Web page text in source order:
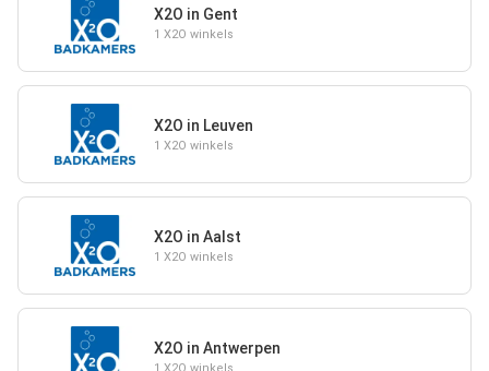
X2O in Gent
1 X2O winkels
X2O in Leuven
1 X2O winkels
X2O in Aalst
1 X2O winkels
X2O in Antwerpen
1 X2O winkels